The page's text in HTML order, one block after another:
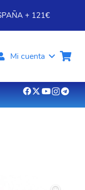
+ 121€
Mi cuenta